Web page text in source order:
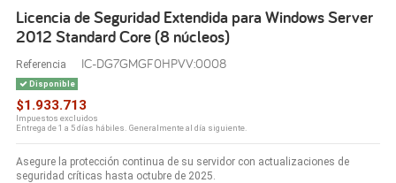
Licencia de Seguridad Extendida para Windows Server
2012 Standard Core (8 núcleos)
Referencia IC-DG7GMGF0HPVV:0008
Disponible
$1.933.713
Impuestos excluidos
Entrega de 1 a 5 días hábiles. Generalmente al día siguiente.
Asegure la protección continua de su servidor con actualizaciones de
seguridad críticas hasta octubre de 2025.